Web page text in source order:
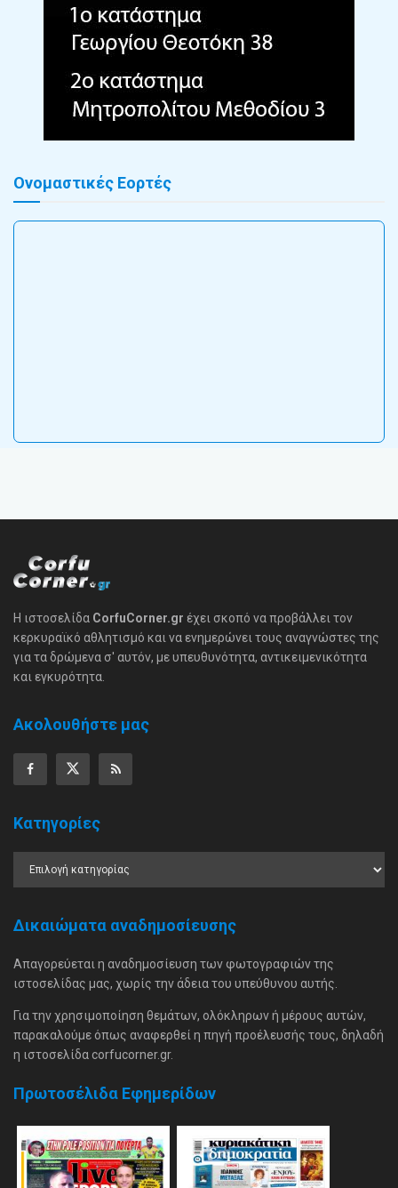
Ονομαστικές Εορτές
Η ιστοσελίδα CorfuCorner.gr έχει σκοπό να προβάλλει τον
κερκυραϊκό αθλητισμό και να ενημερώνει τους αναγνώστες της
για τα δρώμενα σ' αυτόν, με υπευθυνότητα, αντικειμενικότητα
και εγκυρότητα.
Ακολουθήστε μας
Κατηγορίες
Δικαιώματα αναδημοσίευσης
Απαγορεύεται η αναδημοσίευση των φωτογραφιών της
ιστοσελίδας μας, χωρίς την άδεια του υπεύθυνου αυτής.
Για την χρησιμοποίηση θεμάτων, ολόκληρων ή μέρους αυτών,
παρακαλούμε όπως αναφερθεί η πηγή προέλευσής τους, δηλαδή
η ιστοσελίδα corfucorner.gr.
Πρωτοσέλιδα Εφημερίδων